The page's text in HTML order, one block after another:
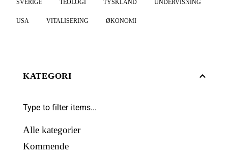
SVERIGE TEOLOGI TYSKLAND UNDERVISNING
USA VITALISERING ØKONOMI
KATEGORI
Alle kategorier
Kommende